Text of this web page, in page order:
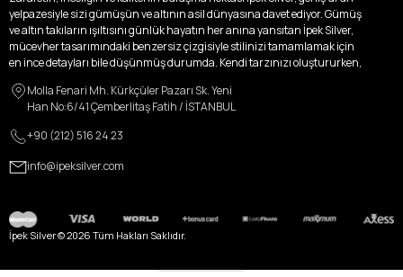
yelpazesiyle sizi gümüşün ve altının asil dünyasına davet ediyor. Gümüş
ve altın takıların ışıltısını günlük hayatın her anına yansıtan İpek Silver,
mücevher tasarımındaki benzersiz çizgisiyle stilinizi tamamlamak için
en ince detayları bile düşünmüş durumda. Kendi tarzınızı oluştururken,
özgünlüğünüzü ön plana çıkaracak tasarımlarımızla tanışın.
İpek Silver’da her bir parça, sizin benzersiz hikayenizi anlatıyor. İster
kendinizi ifade etmek için özel bir parça arayışında olun, ister
sevdiklerinize unutulmaz bir hediye vermek isteyin, her zevke ve her anı
ölümsüzleştirecek anlara uygun seçeneklerimizle yanınızdayız.
İpek Silver Kadın Koleksiyonu, zarafeti ve ihtişamı bir arada sunarak, her
kadının içindeki ışığı dışa vuruyor. Altın küpeler, her kulağa melodik bir
Molla Fenari Mh. Kürkçüler Pazarı Sk. Yeni
Han No:6/41 Çemberlitaş Fatih / İSTANBUL
+90 (212) 516 24 23
info@ipeksilver.com
İpek Silver ©2026 Tüm Hakları Saklıdır.